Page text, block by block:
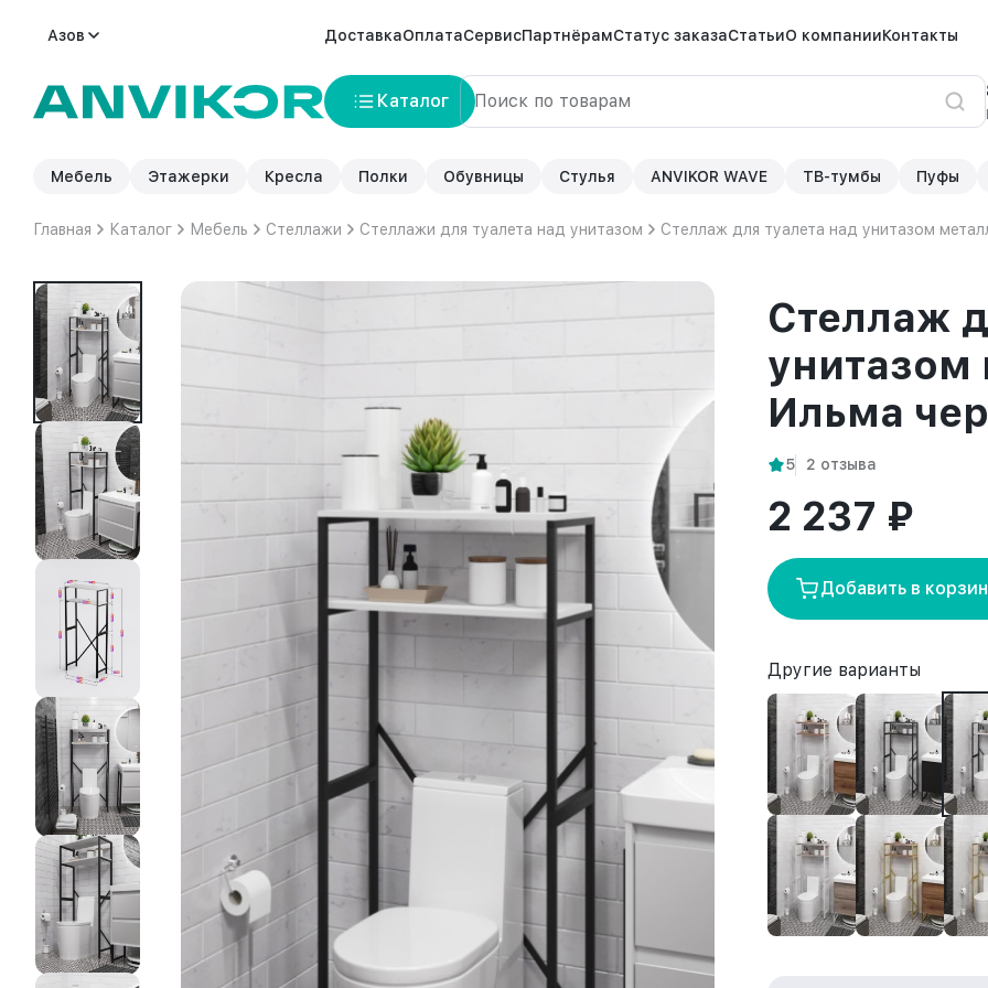
Азов ДоставкаОплатаСервисПартнёрамСтатус заказаСтатьиО компанииКонтакты
Каталог
Мебель Этажерки Кресла Полки Обувницы Стулья ANVIKOR WAVE ТВ-тумбы Пуфы
Главная Каталог Мебель Стеллажи Стеллажи для туалета над унитазом Стеллаж для туалета над унитазом
Стеллаж
унитазом
Ильма
5 2 отзыва
2 237 ₽
Добавить в
Другие варианты